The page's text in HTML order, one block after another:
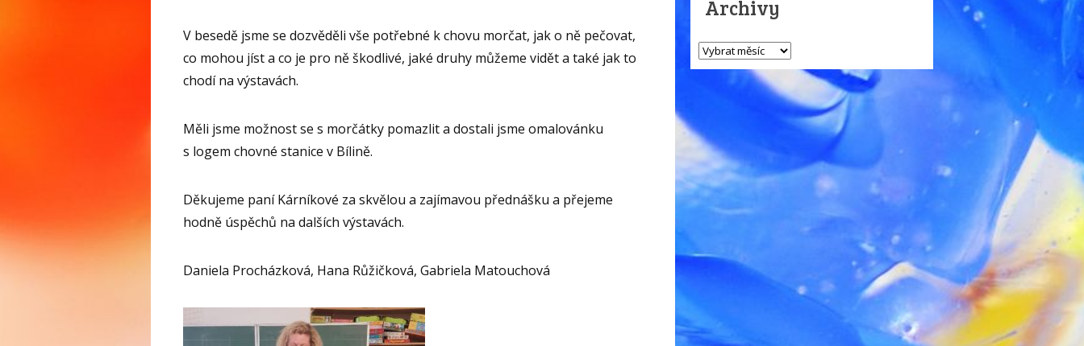
V besedě jsme se dozvěděli vše potřebné k chovu morčat, jak o ně pečovat,
co mohou jíst a co je pro ně škodlivé, jaké druhy můžeme vidět a také jak to
chodí na výstavách.
Měli jsme možnost se s morčátky pomazlit a dostali jsme omalovánku
s logem chovné stanice v Bílině.
Děkujeme paní Kárníkové za skvělou a zajímavou přednášku a přejeme
hodně úspěchů na dalších výstavách.
Daniela Procházková, Hana Růžičková, Gabriela Matouchová
Archivy